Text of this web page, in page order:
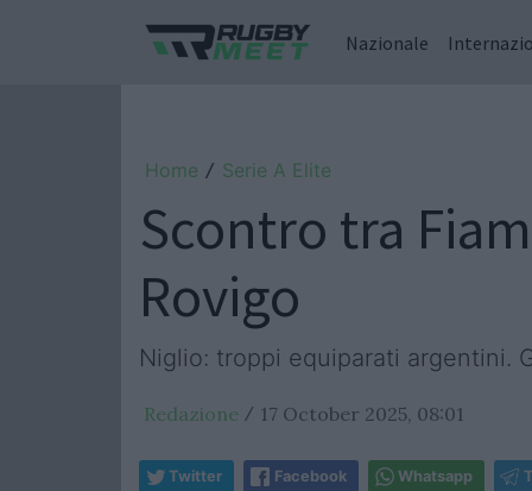
Nazionale
Home / Serie A Elite
Scontro tra
Rovigo
Niglio: troppi equiparati argentini.
Redazione / 17 October 2025, 08:01
Twitter Facebook Whatsapp